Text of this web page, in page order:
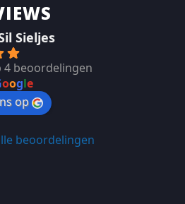
Sieljes
4 beoordelingen
oogle
op
beoordelingen